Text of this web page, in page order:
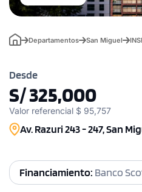
Departamentos San Miguel
Desde
S/ 325,000
Valor referencial $ 95,757
Av. Razuri 243 - 247, San
Financiamiento: Banco